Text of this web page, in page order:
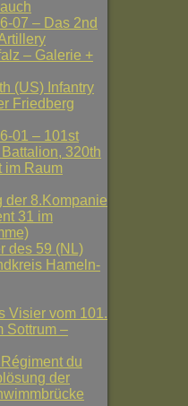
07 – Das 2nd
– Galerie +
(US) Infantry
Friedberg
01 – 101st
320th
im Raum
der 8.Kompanie
31 im
des 59 (NL)
Hameln-
Visier vom 101.
Sottrum –
du
der